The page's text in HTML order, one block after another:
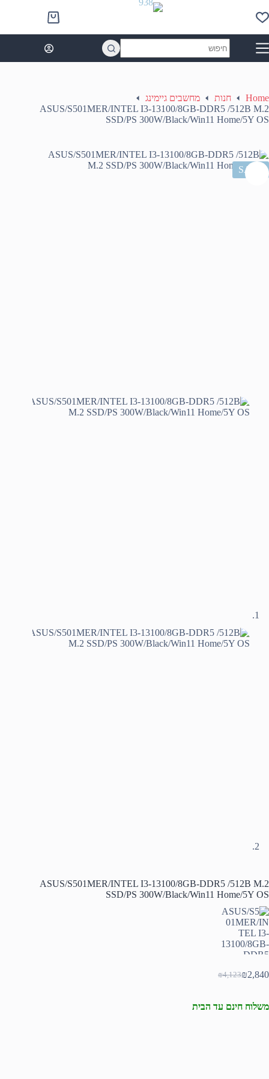
to
content
Shopping
cart
results
Home חנות
מחשבים גיימינג
ASUS/S501MER/INTEL I3-13100/8GB-DDR5 /512B M.2
SSD/PS 300W/Black/Win11 Home/5Y OS
SALE
ASUS/S501MER/INTEL I3-13100/8GB-DDR5 /512B M.2
SSD/PS 300W/Black/Win11 Home/5Y OS
₪4,123
המחיר
₪4,123.
₪2,840 המחיר
₪2,840.
משלוח חינם עד הבית